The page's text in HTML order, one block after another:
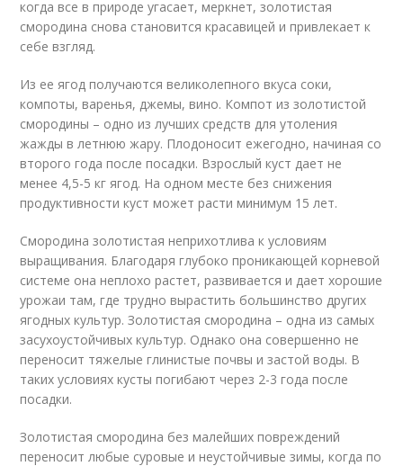
когда все в природе угасает, меркнет, золотистая
смородина снова становится красавицей и привлекает к
себе взгляд.
Из ее ягод получаются великолепного вкуса соки,
компоты, варенья, джемы, вино. Компот из золотистой
смородины – одно из лучших средств для утоления
жажды в летнюю жару. Плодоносит ежегодно, начиная со
второго года после посадки. Взрослый куст дает не
менее 4,5-5 кг ягод. На одном месте без снижения
продуктивности куст может расти минимум 15 лет.
Смородина золотистая неприхотлива к условиям
выращивания. Благодаря глубоко проникающей корневой
системе она неплохо растет, развивается и дает хорошие
урожаи там, где трудно вырастить большинство других
ягодных культур. Золотистая смородина – одна из самых
засухоустойчивых культур. Однако она совершенно не
переносит тяжелые глинистые почвы и застой воды. В
таких условиях кусты погибают через 2-3 года после
посадки.
Золотистая смородина без малейших повреждений
переносит любые суровые и неустойчивые зимы, когда по